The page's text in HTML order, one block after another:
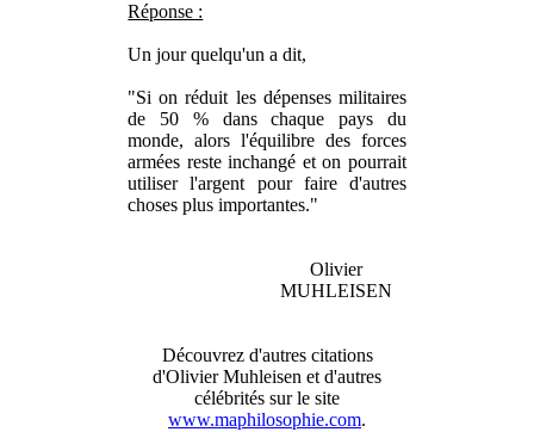
Réponse :
Un jour quelqu'un a dit,
"Si on réduit les dépenses militaires
de 50 % dans chaque pays du
monde, alors l'équilibre des forces
armées reste inchangé et on pourrait
utiliser l'argent pour faire d'autres
choses plus importantes."
Olivier
MUHLEISEN
Découvrez d'autres citations
d'Olivier Muhleisen et d'autres
célébrités sur le site
www.maphilosophie.com.